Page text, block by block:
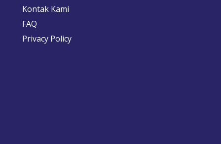
Kontak Kami
FAQ
Privacy Policy